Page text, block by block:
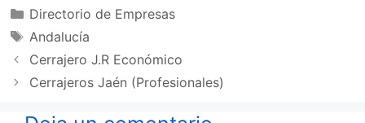
Categorías
Directorio de Empresas
Etiquetas
Andalucía
Cerrajero J.R Económico
Cerrajeros Jaén (Profesionales)